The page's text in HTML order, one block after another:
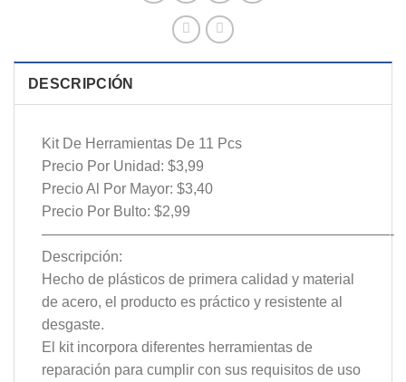
DESCRIPCIÓN
Kit De Herramientas De 11 Pcs
Precio Por Unidad: $3,99
Precio Al Por Mayor: $3,40
Precio Por Bulto: $2,99
————————————————————————-
Descripción:
Hecho de plásticos de primera calidad y material
de acero, el producto es práctico y resistente al
desgaste.
El kit incorpora diferentes herramientas de
reparación para cumplir con sus requisitos de uso